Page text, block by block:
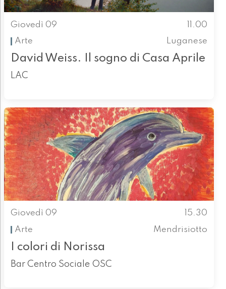
Giovedì 09
11.00
Arte
Luganese
David Weiss. Il sogno di Casa Aprile
LAC
Giovedì 09
15.30
Arte
Mendrisiotto
I colori di Norissa
Bar Centro Sociale OSC